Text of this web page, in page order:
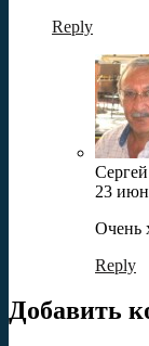
Reply
23
Очень
Reply
Добавить